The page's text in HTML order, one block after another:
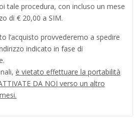
tale procedura, con incluso un mese
di € 20,00 a SIM.
l’acquisto provvederemo a spedire
indicato in fase di
è vietato effettuare la portabilità
DA NOI verso un altro